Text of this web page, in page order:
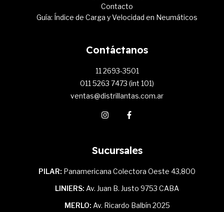
Contacto
Guía: Índice de Carga y Velocidad en Neumáticos
Contáctanos
11 2693-3501
011 5263 7473 (int 101)
ventas@distrillantas.com.ar
Sucursales
PILAR: Panamericana Colectora Oeste 43,800
LINIERS: Av. Juan B. Justo 9753 CABA
MERLO: Av. Ricardo Balbín 2025